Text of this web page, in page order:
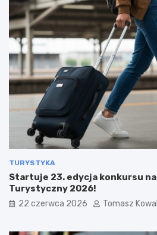
TURYSTYKA
Startuje 23. edycja konkursu
Turystyczny 2026!
22 czerwca 2026 Tomasz